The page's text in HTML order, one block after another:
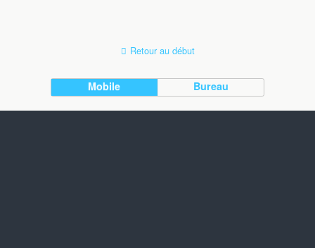
Retour au début
Mobile Bureau